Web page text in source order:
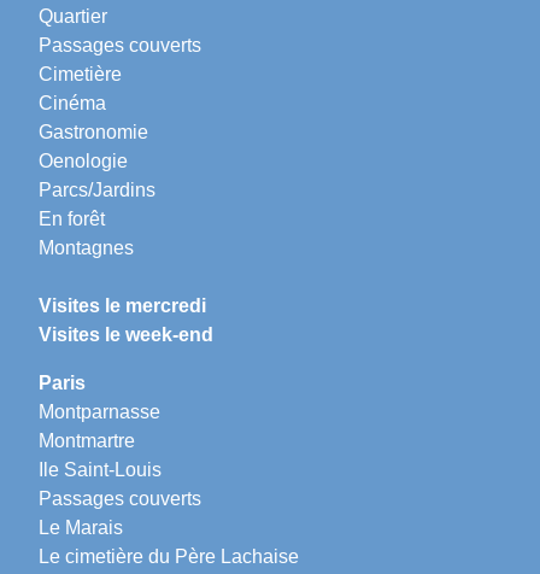
Quartier
Passages couverts
Cimetière
Cinéma
Gastronomie
Oenologie
Parcs/Jardins
En forêt
Montagnes
Visites le mercredi
Visites le week-end
Paris
Montparnasse
Montmartre
Ile Saint-Louis
Passages couverts
Le Marais
Le cimetière du Père Lachaise